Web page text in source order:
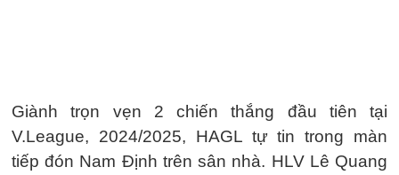
Giành trọn vẹn 2 chiến thắng đầu tiên tại
V.League, 2024/2025, HAGL tự tin trong màn
tiếp đón Nam Định trên sân nhà. HLV Lê Quang